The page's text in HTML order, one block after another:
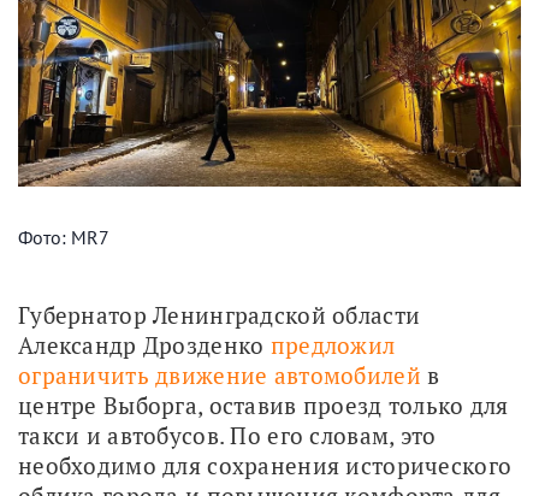
Фото: MR7
Губернатор Ленинградской области
Александр Дрозденко предложил
ограничить движение автомобилей в
центре Выборга, оставив проезд только для
такси и автобусов. По его словам, это
необходимо для сохранения исторического